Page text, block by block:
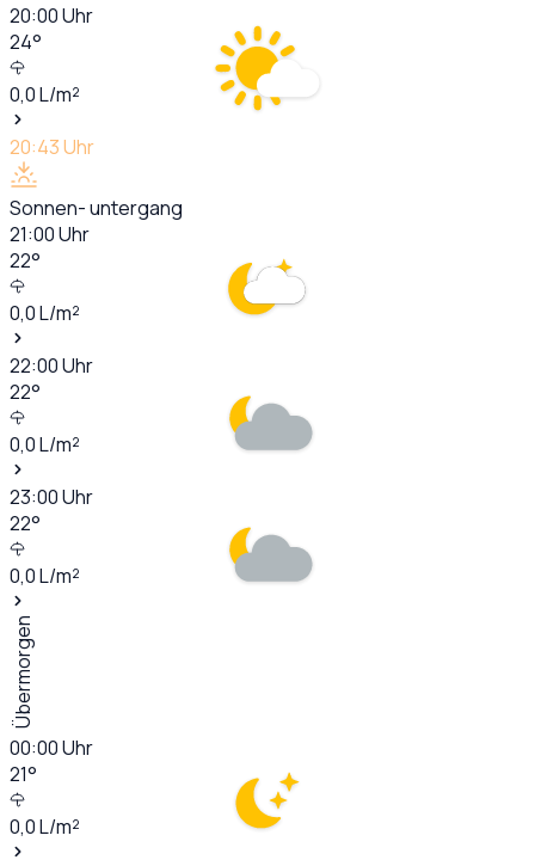
20:00Uhr
24°
0,0L/m²
20:43Uhr
Sonnen- untergang
21:00Uhr
22°
0,0L/m²
22:00Uhr
22°
0,0L/m²
23:00Uhr
22°
0,0L/m²
Übermorgen
00:00Uhr
21°
0,0L/m²